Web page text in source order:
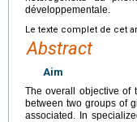
développementale.
Le texte complet de cet
Abstract
Aim
The overall objective of
between two groups of
associated. In